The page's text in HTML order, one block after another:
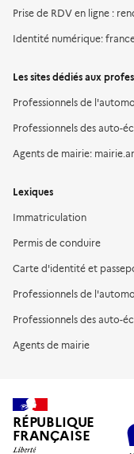
Prise de RDV en ligne :
Identité numérique:
Les sites dédiés aux
Professionnels de
Professionnels des auto-
Agents de mairie:
Lexiques
Immatriculation
Permis de conduire
Carte d'identité et
Professionnels de
Professionnels des auto-
Agents de mairie
RÉPUBLIQUE
FRANÇAISE